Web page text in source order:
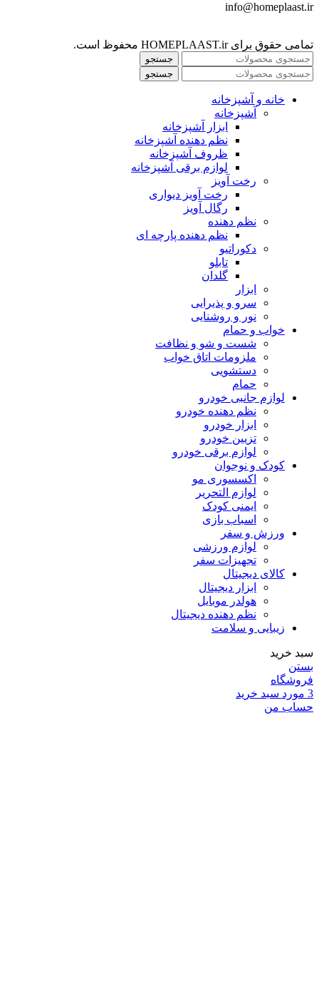
info@homeplaast.ir
تمامی حقوق برای HOMEPLAAST.ir محفوظ است.
جستجو
جستجو
خانه و آشپزخانه
آشپزخانه
ابزار آشپزخانه
نظم دهنده آشپزخانه
ظروف آشپزخانه
لوازم برقی آشپزخانه
رخت آویز
رخت آویز دیواری
رگال آویز
نظم دهنده
نظم دهنده پارچه ای
دکوراتیو
تابلو
گلدان
ابزار
سرو و پذیرایی
نور و روشنایی
خواب و حمام
شست و شو و نظافت
ملزومات اتاق خواب
دستشویی
حمام
لوازم جانبی خودرو
نظم دهنده خودرو
ابزار خودرو
تزیین خودرو
لوازم برقی خودرو
کودک و نوجوان
اکسسوری مو
لوازم التحریر
ایمنی کودک
اسباب بازی
ورزش و سفر
لوازم ورزشی
تجهیزات سفر
کالای دیجیتال
ابزار دیجیتال
هولدر موبایل
نظم دهنده دیجیتال
زیبایی و سلامت
سبد خرید
بستن
فروشگاه
3 مورد سبد خرید
حساب من